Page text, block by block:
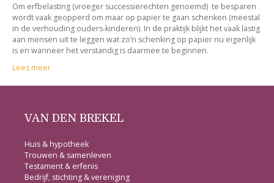
Om erfbelasting (vroeger successierechten genoemd) te besparen
wordt vaak geopperd om maar op papier te gaan schenken (meestal
in de verhouding ouders-kinderen). In de praktijk blijkt het vaak lastig
aan mensen uit te leggen wat zo’n schenking op papier nu eigenlijk
is en wanneer het verstandig is daarmee te beginnen.
Lees meer
VAN DEN BREKEL
Huis & hypotheek
Trouwen & samenleven
Testament & erfenis
Bedrijf, stichting & vereniging